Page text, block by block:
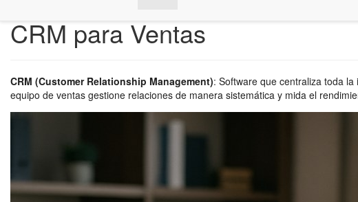
CRM para Ventas
CRM (Customer Relationship Management): Software que centraliza toda
equipo de ventas gestione relaciones de manera sistemática y mida el